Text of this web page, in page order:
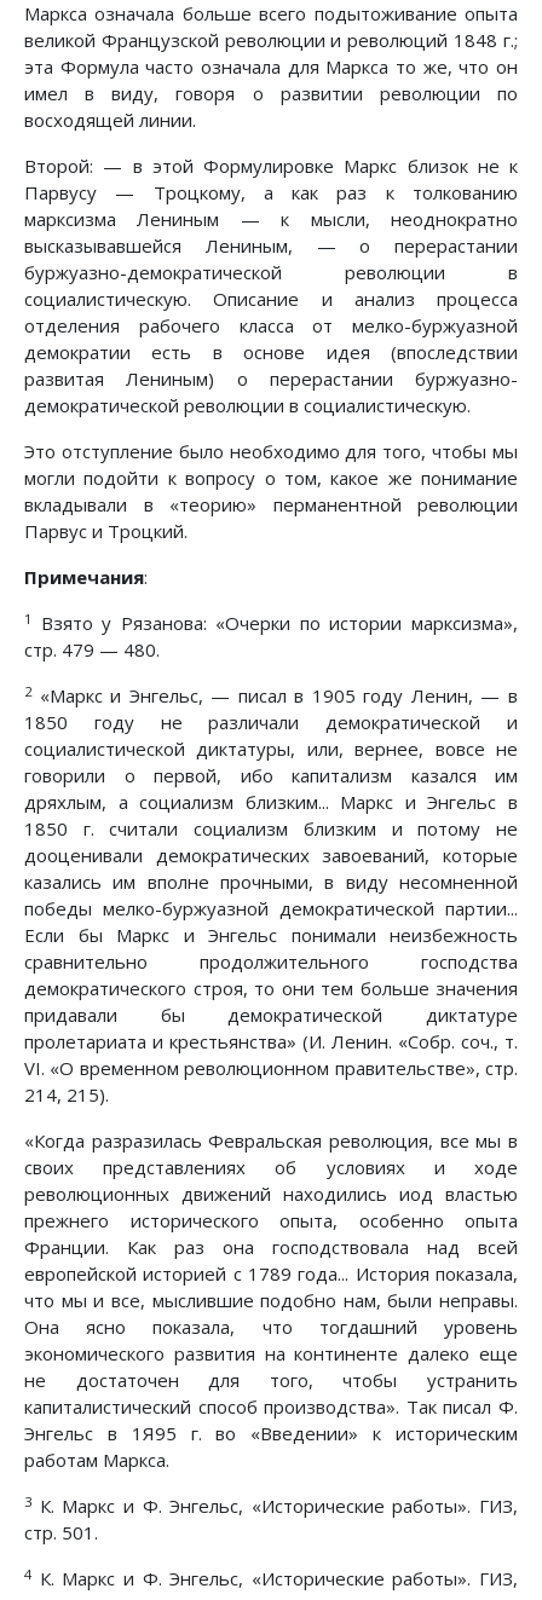
Маркса означала больше всего подытоживание опыта
великой Французской революции и революций 1848 г.;
эта Формула часто означала для Маркса то же, что он
имел в виду, говоря о развитии революции по
восходящей линии.
Второй: — в этой Формулировке Маркс близок не к
Парвусу — Троцкому, а как раз к толкованию
марксизма Лениным — к мысли, неоднократно
высказывавшейся Лениным, — о перерастании
буржуазно-демократической революции в
социалистическую. Описание и анализ процесса
отделения рабочего класса от мелко-буржуазной
демократии есть в основе идея (впоследствии
развитая Лениным) о перерастании буржуазно-
демократической революции в социалистическую.
Это отступление было необходимо для того, чтобы мы
могли подойти к вопросу о том, какое же понимание
вкладывали в «теорию» перманентной революции
Парвус и Троцкий.
Примечания:
1
Взято у Рязанова: «Очерки по истории марксизма»,
стр. 479 — 480.
2«Маркс и Энгельс, — писал в 1905 году Ленин, — в
1850 году не различали демократической и
социалистической диктатуры, или, вернее, вовсе не
говорили о первой, ибо капитализм казался им
дряхлым, а социализм близким... Маркс и Энгельс в
1850 г. считали социализм близким и потому не
дооценивали демократических завоеваний, которые
казались им вполне прочными, в виду несомненной
победы мелко-буржуазной демократической партии...
Если бы Маркс и Энгельс понимали неизбежность
сравнительно продолжительного господства
демократического строя, то они тем больше значения
придавали бы демократической диктатуре
пролетариата и крестьянства» (И. Ленин. «Собр. соч., т.
VI. «О временном революционном правительстве», стр.
214, 215).
«Когда разразилась Февральская революция, все мы в
своих представлениях об условиях и ходе
революционных движений находились иод властью
прежнего исторического опыта, особенно опыта
Франции. Как раз она господствовала над всей
европейской историей с 1789 года... История показала,
что мы и все, мыслившие подобно нам, были неправы.
Она ясно показала, что тогдашний уровень
экономического развития на континенте далеко еще
не достаточен для того, чтобы устранить
капиталистический способ производства». Так писал Ф.
Энгельс в 1Я95 г. во «Введении» к историческим
работам Маркса.
3 К. Маркс и Ф. Энгельс, «Исторические работы». ГИЗ,
стр. 501.
4К. Маркс и Ф. Энгельс, «Исторические работы». ГИЗ,